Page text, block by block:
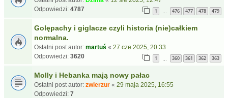
Odpowiedzi: 4787 1 476 477 478 479
Golępachy i giglacze czyli historia (nie)całkiem
normalna.
Ostatni post autor: martuś « 27 cze 2025, 20:33
Odpowiedzi: 3620 1 360 361 362 363
Molly i Hebanka mają nowy pałac
Ostatni post autor: zwierzur « 29 maja 2025, 16:55
Odpowiedzi: 7